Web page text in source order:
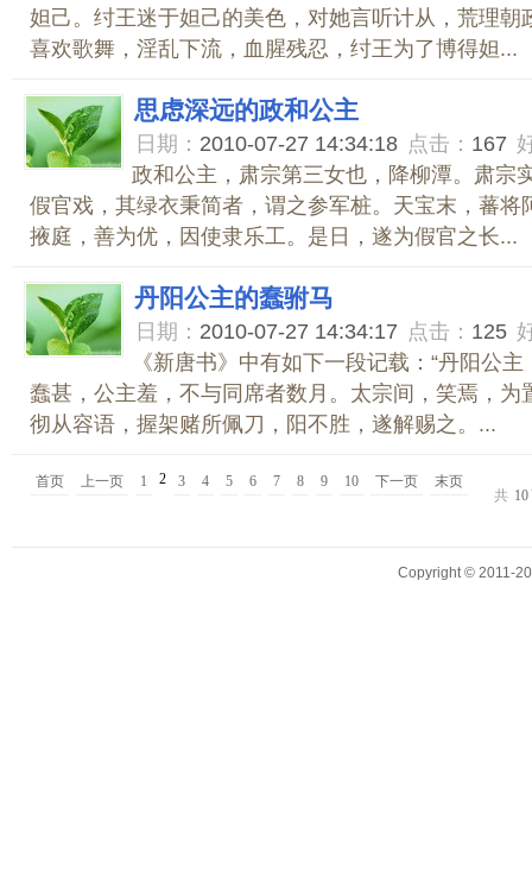
妲己。纣王迷于妲己的美色，对她言听计从，荒理朝
喜欢歌舞，淫乱下流，血腥残忍，纣王为了博得妲...
思虑深远的政和公主
日期： 2010-07-27 14:34:18 点击： 167
政和公主，肃宗第三女也，降柳潭。肃宗
假官戏，其绿衣秉简者，谓之参军桩。天宝末，蕃将
掖庭，善为优，因使隶乐工。是日，遂为假官之长...
丹阳公主的蠢驸马
日期： 2010-07-27 14:34:17 点击： 125
《新唐书》中有如下一段记载：“丹阳公
蠢甚，公主羞，不与同席者数月。太宗间，笑焉，为
彻从容语，握架赌所佩刀，阳不胜，遂解赐之。...
首页 上一页 1 2 3 4 5 6 7 8 9 10 下一页
末页
共 10
Copyright © 2011-